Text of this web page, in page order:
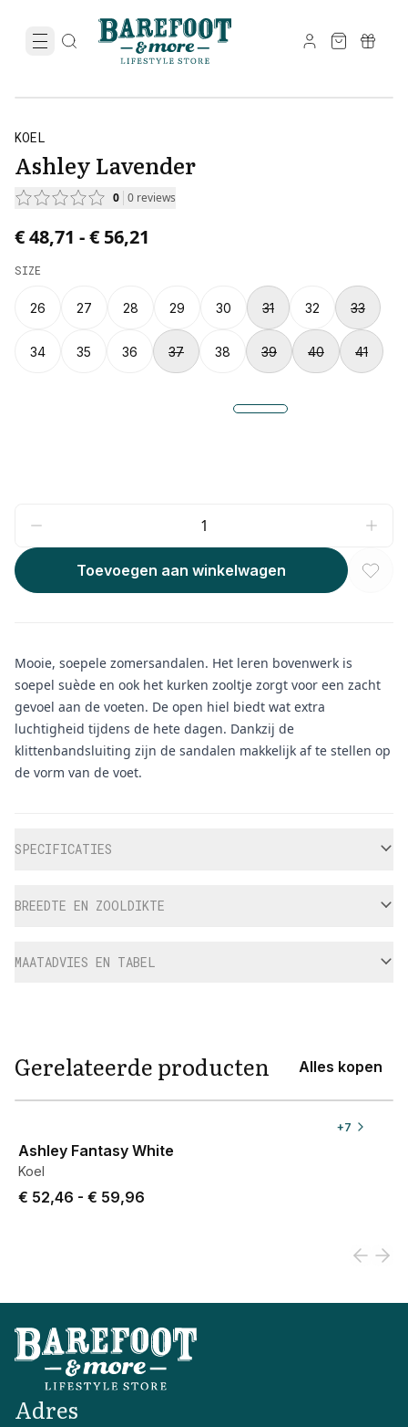
KOEL
Ashley Lavender
0 0 reviews
Price from € 48,71 to € 56,21.
€ 48,71 -€ 56,21
SIZE
26 27 28 29 30 31 32 33
34 35 36 37 38 39 40 41
Toevoegen aan winkelwagen
Mooie, soepele zomersandalen. Het leren bovenwerk is
soepel suède en ook het kurken zooltje zorgt voor een zacht
gevoel aan de voeten. De open hiel biedt wat extra
luchtigheid tijdens de hete dagen. Dankzij de
klittenbandsluiting zijn de sandalen makkelijk af te stellen op
de vorm van de voet.
SPECIFICATIES
BREEDTE EN ZOOLDIKTE
MAATADVIES EN TABEL
Gerelateerde producten Alles kopen
+7
Ashley Fantasy White
Koel
Price from € 52,46 to € 59,96.
€ 52,46 - € 59,96
Adres